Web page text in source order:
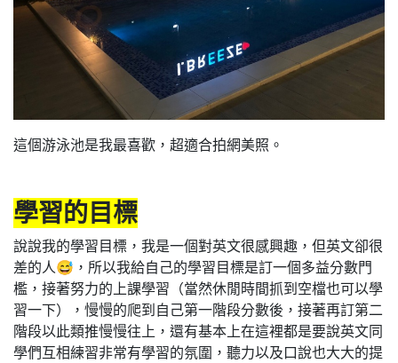
這個游泳池是我最喜歡，超適合拍網美照。
學習的目標
說說我的學習目標，我是一個對英文很感興趣，但英文卻很
差的人😅，所以我給自己的學習目標是訂一個多益分數門
檻，接著努力的上課學習（當然休閒時間抓到空檔也可以學
習一下），慢慢的爬到自己第一階段分數後，接著再訂第二
階段以此類推慢慢往上，還有基本上在這裡都是要說英文同
學們互相練習非常有學習的氛圍，聽力以及口說也大大的提